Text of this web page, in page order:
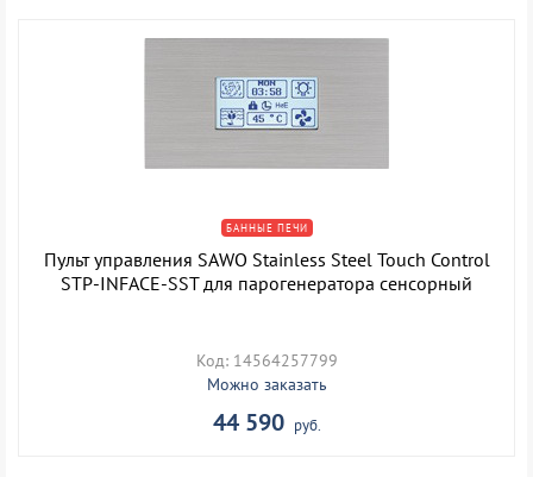
БАННЫЕ ПЕЧИ
Пульт управления SAWO Stainless Steel Touch Control
STP-INFACE-SST для парогенератора сенсорный
Код: 14564257799
Можно заказать
44 590 руб.